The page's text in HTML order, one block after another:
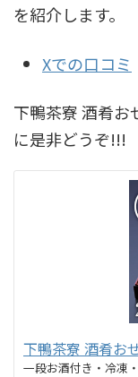
を紹介します。
Xでの口コミ
下鴨茶寮 酒肴お
に是非どうぞ!!!
下鴨茶寮 酒肴お
一段お酒付き・冷凍